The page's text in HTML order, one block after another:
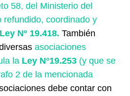
58, del Ministerio del
refundido, coordinado y
Ley Nº 19.418. También
asociaciones
la Ley N°19.253 (y que se
2 de la mencionada
debe contar con